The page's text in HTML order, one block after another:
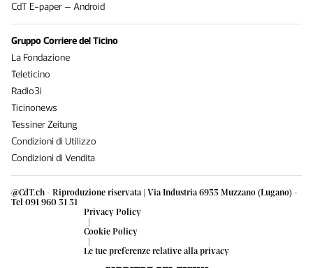
@CdT.ch - Riproduzione riservata | Via Industria 6933 Muzzano (Lugano) -
Tel 091 960 31 31
Privacy Policy
|
Cookie Policy
|
Le tue preferenze relative alla privacy
CdT E-paper – Android
Gruppo Corriere del Ticino
La Fondazione
Teleticino
Radio3i
Ticinonews
Tessiner Zeitung
Condizioni di Utilizzo
Condizioni di Vendita